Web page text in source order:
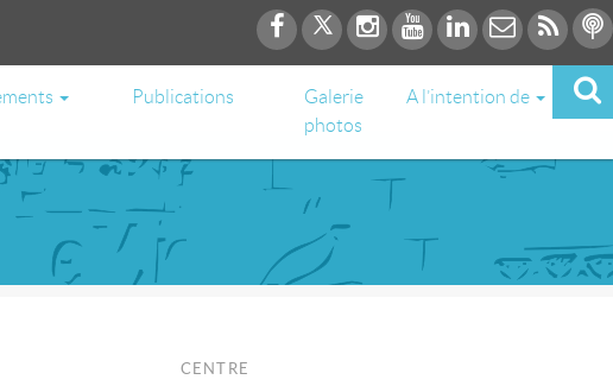
Publications
Galerie
photos
A l’intention de
CENTRE